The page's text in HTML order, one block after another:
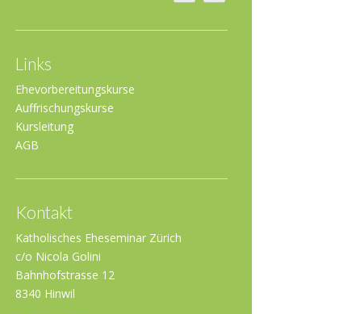
Links
Ehevorbereitungskurse
Auffrischungskurse
Kursleitung
AGB
Kontakt
Katholisches Eheseminar Zürich
c/o Nicola Golini
Bahnhofstrasse 12
8340 Hinwil